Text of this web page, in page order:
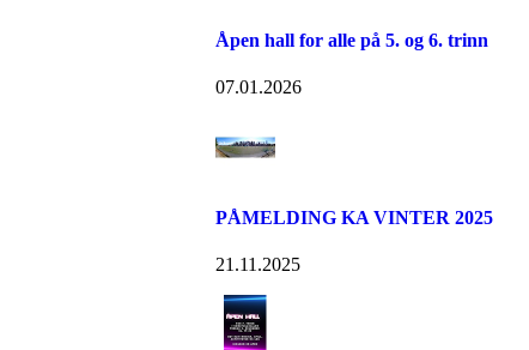
Åpen hall for alle på 5. og 6. trinn
07.01.2026
PÅMELDING KA VINTER 2025
21.11.2025